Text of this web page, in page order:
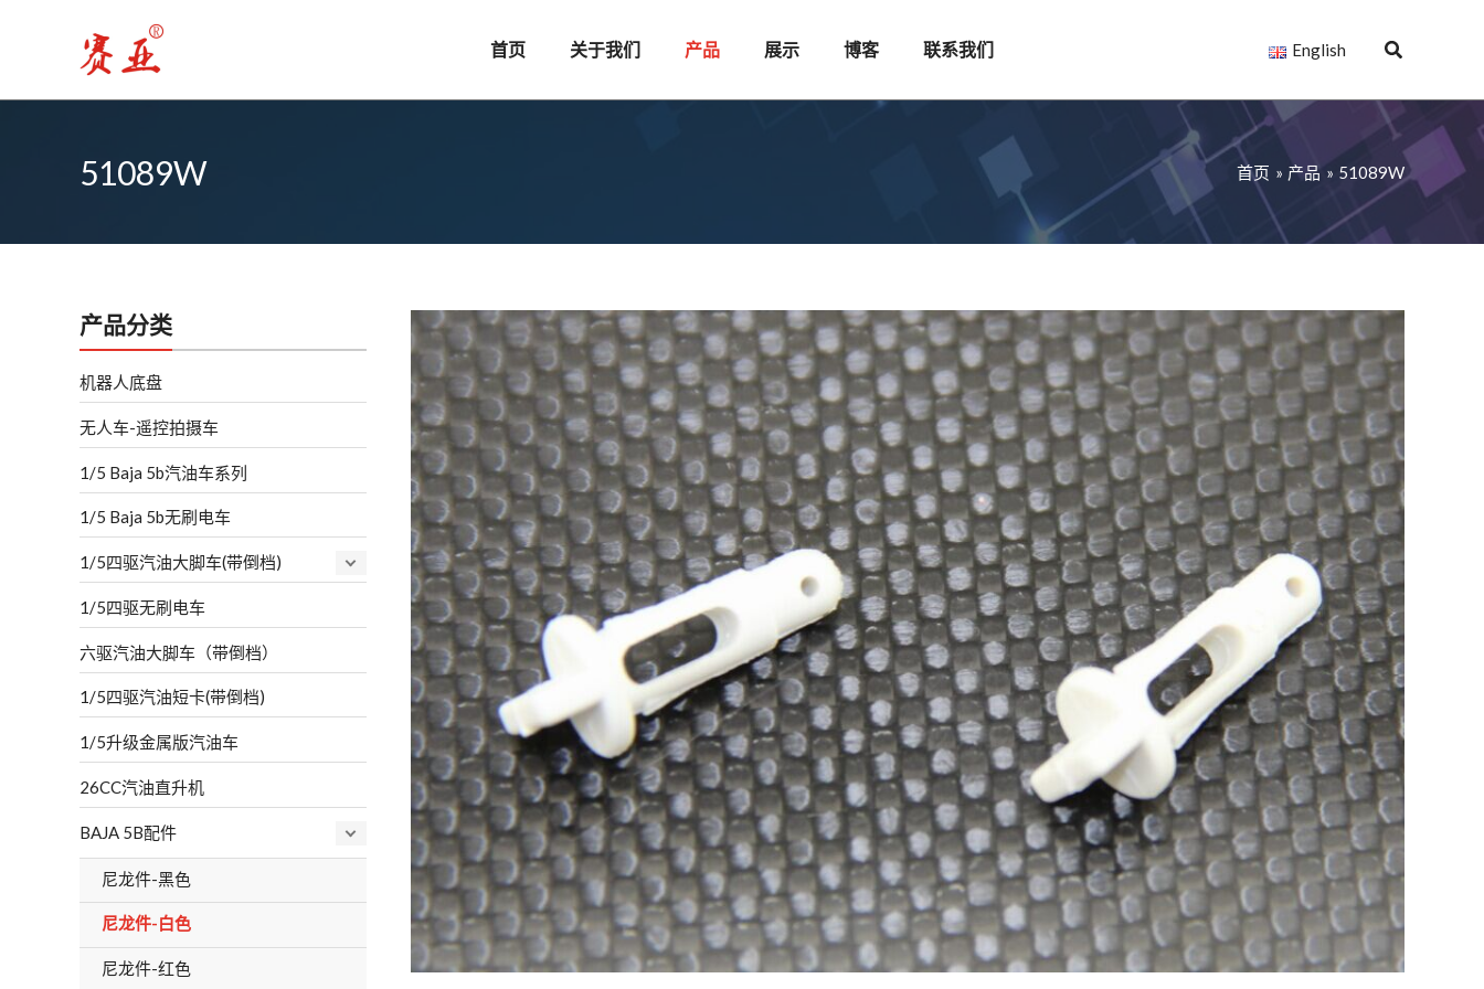
首页 关于我们 产品 展示 博客 联系我们 English
51089W 首页 产品 51089W
产品分类
机器人底盘
无人车-遥控拍摄车
1/5 Baja 5b汽油车系列
1/5 Baja 5b无刷电车
1/5四驱汽油大脚车(带倒档)
1/5四驱无刷电车
六驱汽油大脚车（带倒档）
1/5四驱汽油短卡(带倒档)
1/5升级金属版汽油车
26CC汽油直升机
BAJA 5B配件
尼龙件-黑色
尼龙件-白色
尼龙件-红色